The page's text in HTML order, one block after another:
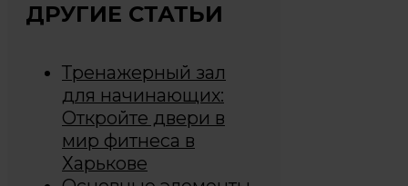
ДРУГИЕ СТАТЬИ
Тренажерный зал
для начинающих:
Откройте двери в
мир фитнеса в
Харькове